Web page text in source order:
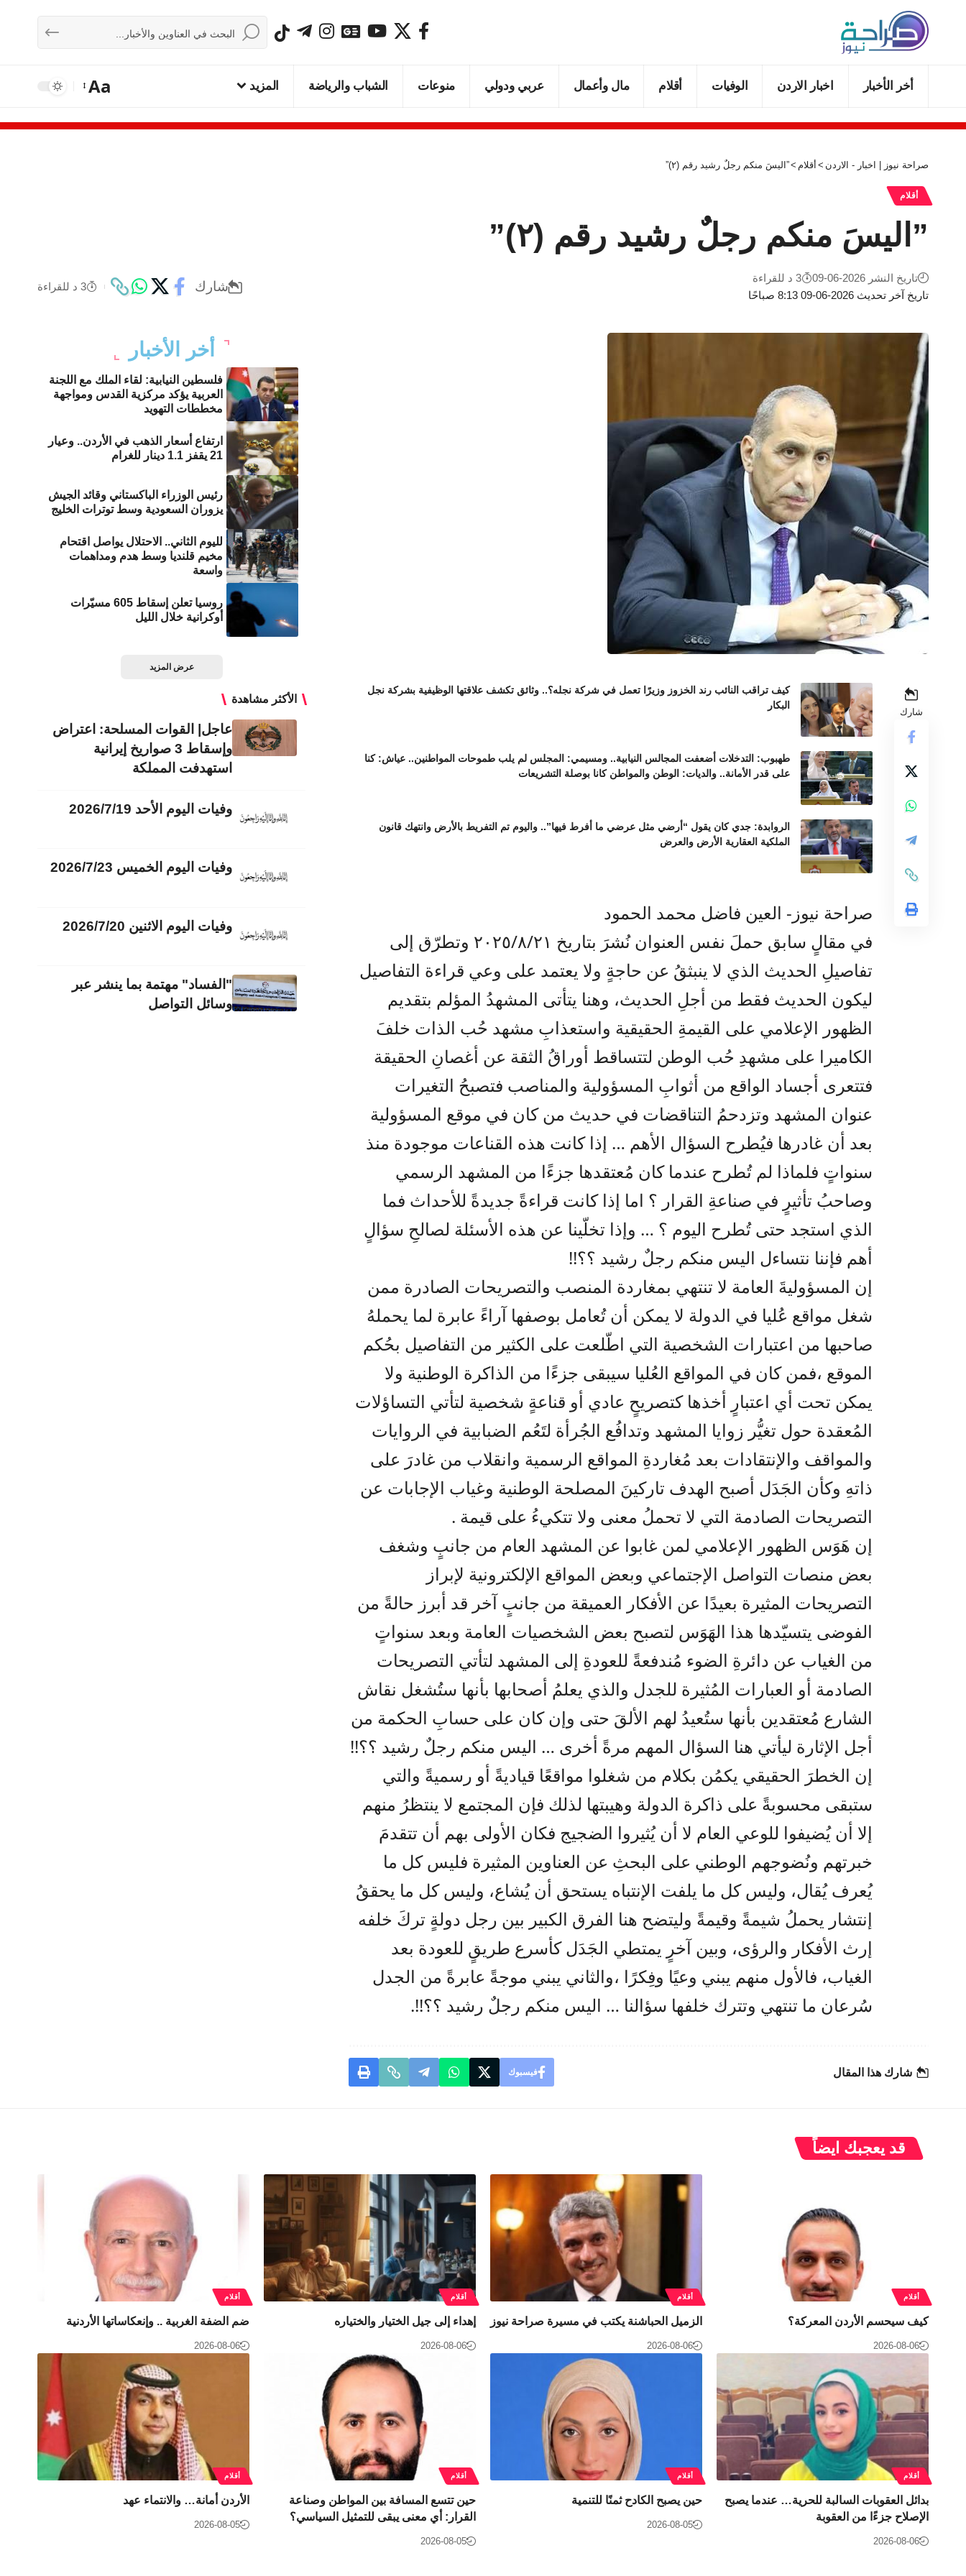
أخر الأخبار اخبار الاردن الوفيات أقلام مال وأعمال عربي ودولي منوعات الشباب والرياضة المزيد Aa
صراحة نيوز | اخبار - الاردن > أقلام >‏”اليسَ منكم رجلٌ رشيد رقم (٢)”
أقلام
‏”اليسَ منكم رجلٌ رشيد رقم (٢)”
تاريخ آخر تحديث 2026-06-09 8:13 صباحًا
تاريخ النشر 2026-06-09 3 د للقراءة
شارك 3 د للقراءة
شارك
كيف تراقب النائب رند الخزوز وزيرًا تعمل في شركة نجله؟.. وثائق تكشف علاقتها الوظيفية بشركة نجل
البكار
طهبوب: التدخلات أضعفت المجالس النيابية.. ومسيمي: المجلس لم يلب طموحات المواطنين.. عياش: كنا
على قدر الأمانة.. والديات: الوطن والمواطن كانا بوصلة التشريعات
الروابدة: جدي كان يقول “أرضي مثل عرضي ما أفرط فيها”.. واليوم تم التفريط بالأرض وانتهك قانون
الملكية العقارية الأرض والعرض
صراحة نيوز- العين فاضل محمد الحمود
في مقالٍ سابق حملَ نفس العنوان نُشرَ بتاريخ ٢٠٢٥/٨/٢١ وتطرّق إلى
تفاصيلِ الحديث الذي لا ينبثقُ عن حاجةٍ ولا يعتمد على وعي قراءة التفاصيل
ليكون الحديث فقط من أجلِ الحديث، وهنا يتأتى المشهدُ المؤلم بتقديم
الظهور الإعلامي على القيمةِ الحقيقية واستعذابِ مشهد حُب الذات خلفَ
الكاميرا على مشهدِ حُب الوطن لتتساقط أوراقُ الثقة عن أغصانِ الحقيقة
فتتعرى أجساد الواقع من أثوابِ المسؤولية والمناصب فتصبحُ التغيرات
عنوان المشهد وتزدحمُ التناقضات في حديث من كان في موقع المسؤولية
بعد أن غادرها فيُطرح السؤال الأهم … إذا كانت هذه القناعات موجودة منذ
سنواتٍ فلماذا لم تُطرح عندما كان مُعتقدها جزءًا من المشهد الرسمي
وصاحبُ تأثيرٍ في صناعةِ القرار ؟ اما إذا كانت قراءةً جديدةً للأحداث فما
الذي استجد حتى تُطرح اليوم ؟ … وإذا تخلّينا عن هذه الأسئلة لصالحِ سؤالٍ
أهم فإننا نتساءل اليس منكم رجلٌ رشيد ؟؟!!
إن المسؤوليةَ العامة لا تنتهي بمغاردة المنصب والتصريحات الصادرة ممن
شغل مواقع عُليا في الدولة لا يمكن أن تُعامل بوصفها آراءً عابرة لما يحملهُ
صاحبها من اعتبارات الشخصية التي اطّلعت على الكثير من التفاصيل بحُكم
الموقع ،فمن كان في المواقع العُليا سيبقى جزءًا من الذاكرة الوطنية ولا
يمكن تحت أي اعتبارٍ أخذها كتصريحٍ عادي أو قناعةٍ شخصية لتأتي التساؤلات
المُعقدة حول تغيُّر زوايا المشهد وتدافُع الجُرأة لتَعُم الضبابية في الروايات
والمواقف والإنتقادات بعد مُغاردةِ المواقع الرسمية وانقلاب من غادرَ على
ذاتهِ وكأن الجَدَل أصبح الهدف تاركينَ المصلحة الوطنية وغياب الإجابات عن
التصريحات الصادمة التي لا تحملُ معنى ولا تتكيءُ على قيمة .
إن هَوَس الظهور الإعلامي لمن غابوا عن المشهد العام من جانبٍ وشغف
بعض منصات التواصل الإجتماعي وبعض المواقع الإلكترونية لإبراز
التصريحات المثيرة بعيدًا عن الأفكار العميقة من جانبٍ آخر قد أبرز حالةً من
الفوضى يتسيّدها هذا الهَوَس لتصبح بعض الشخصيات العامة وبعد سنواتٍ
من الغياب عن دائرةِ الضوء مُندفعةً للعودةِ إلى المشهد لتأتي التصريحات
الصادمة أو العبارات المُثيرة للجدل والذي يعلمُ أصحابها بأنها ستُشغل نقاش
الشارع مُعتقدين بأنها ستُعيدُ لهم الألقَ حتى وإن كان على حسابِ الحكمة من
أجل الإثارة ليأتي هنا السؤال المهم مرةً أخرى … اليس منكم رجلٌ رشيد ؟؟!!
إن الخطرَ الحقيقي يكمُن بكلام من شغلوا مواقعًا قياديةً أو رسميةً والتي
ستبقى محسوبةً على ذاكرة الدولة وهيبتها لذلك فإن المجتمع لا ينتظرُ منهم
إلا أن يُضيفوا للوعي العام لا أن يُثيروا الضجيج فكان الأولى بهم أن تتقدمَ
خبرتهم ونُضوجهم الوطني على البحثِ عن العناوين المثيرة فليس كل ما
يُعرف يُقال، وليس كل ما يلفت الإنتباه يستحق أن يُشاع، وليس كل ما يحققُ
إنتشار يحملُ شيمةً وقيمةً وليتضح هنا الفرق الكبير بين رجل دولةٍ تركَ خلفه
إرث الأفكار والرؤى، وبين آخرٍ يمتطي الجَدَل كأسرع طريقٍ للعودة بعد
الغياب، فالأول منهم يبني وعيًا وفِكرًا ،والثاني يبني موجةً عابرةً من الجدل
سُرعان ما تنتهي وتترك خلفها سؤالنا … اليس منكم رجلٌ رشيد ؟؟!!.
شارك هذا المقال فيسبوك
أخر الأخبار
فلسطين النيابية: لقاء الملك مع اللجنة
العربية يؤكد مركزية القدس ومواجهة
مخططات التهويد
ارتفاع أسعار الذهب في الأردن.. وعيار
21 يقفز 1.1 دينار للغرام
رئيس الوزراء الباكستاني وقائد الجيش
يزوران السعودية وسط توترات الخليج
لليوم الثاني.. الاحتلال يواصل اقتحام
مخيم قلنديا وسط هدم ومداهمات
واسعة
روسيا تعلن إسقاط 605 مسيّرات
أوكرانية خلال الليل
عرض المزيد
الأكثر مشاهدة
عاجل| القوات المسلحة: اعتراض
وإسقاط 3 صواريخ إيرانية
استهدفت المملكة
وفيات اليوم الأحد 2026/7/19
وفيات اليوم الخميس 2026/7/23
وفيات اليوم الاثنين 2026/7/20
"الفساد" مهتمة بما ينشر عبر
وسائل التواصل
قد يعجبك ايضاً
أقلام
كيف سيحسم الأردن المعركة؟
2026-08-06
أقلام
الزميل الحباشنة يكتب في مسيرة صراحة نيوز
2026-08-06
أقلام
إهداء إلى جيل الختيار والختياره
2026-08-06
أقلام
ضم الضفة الغربية .. وإنعكاساتها الأردنية
2026-08-06
أقلام
بدائل العقوبات السالبة للحرية… عندما يصبح
الإصلاح جزءًا من العقوبة
2026-08-06
أقلام
حين يصبح الكادح ثمنًا للتنمية
2026-08-05
أقلام
حين تتسع المسافة بين المواطن وصناعة
القرار: أي معنى يبقى للتمثيل السياسي؟
2026-08-05
أقلام
الأردن أمانة… والانتماء عهد
2026-08-05